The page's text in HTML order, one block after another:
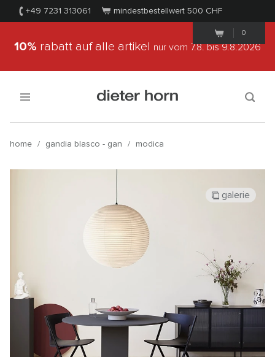
+49 7231 313061 mindestbestellwert 500 CHF
0
10% rabatt auf alle artikel nur vom 7.8.bis 9.8.2026
home / gandia blasco - gan / modica
galerie